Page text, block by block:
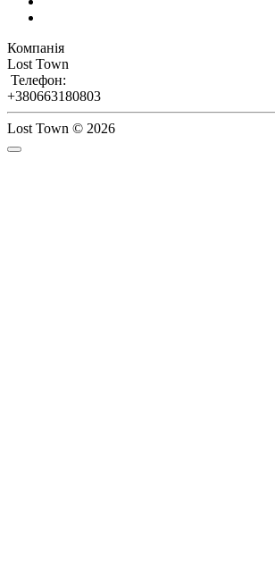
Компанія
Lost Town
Телефон:
+380663180803
Lost Town © 2026